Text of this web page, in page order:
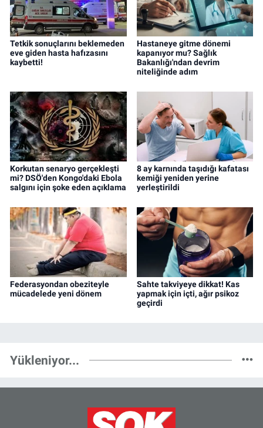
Tetkik sonuçlarını beklemeden
eve giden hasta hafızasını
kaybetti!
Hastaneye gitme dönemi
kapanıyor mu? Sağlık
Bakanlığı'ndan devrim
niteliğinde adım
Korkutan senaryo gerçekleşti
mi? DSÖ'den Kongo'daki Ebola
salgını için şoke eden açıklama
8 ay karnında taşıdığı kafatası
kemiği yeniden yerine
yerleştirildi
Federasyondan obeziteyle
mücadelede yeni dönem
Sahte takviyeye dikkat! Kas
yapmak için içti, ağır psikoz
geçirdi
Yükleniyor...